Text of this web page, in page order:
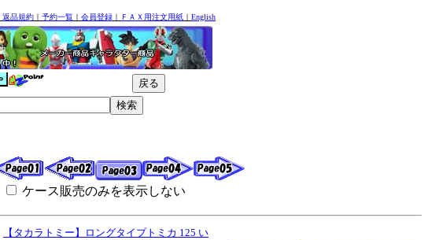
返品規約 ｜ 予約一覧 ｜ 会員登録 ｜ ＦＡＸ用注文用紙 ｜ English
ケース販売のみを表示しない
【タカラトミー】ロングタイプトミカ 125 い